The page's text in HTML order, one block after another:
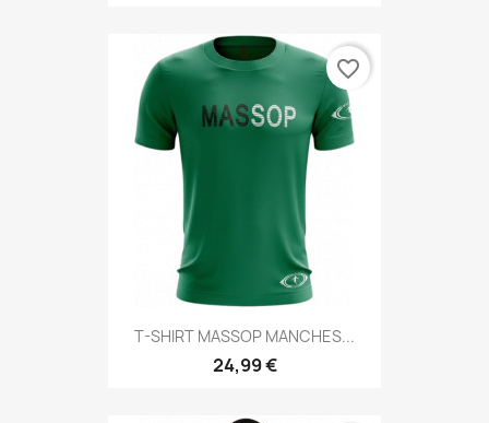
T-SHIRT MASSOP MANCHES...
24,99 €
favorite_border